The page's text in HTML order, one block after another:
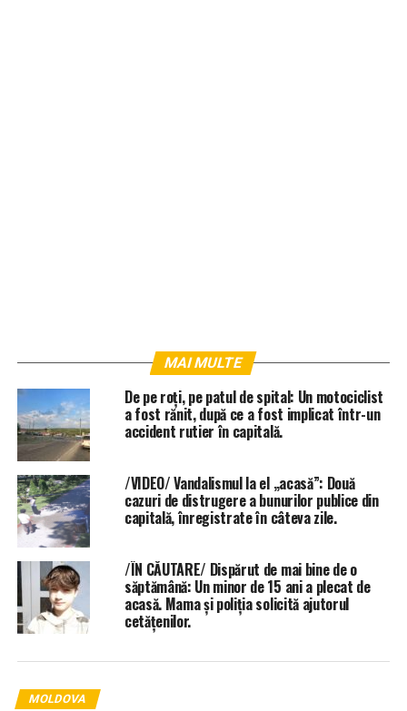
MAI MULTE
De pe roți, pe patul de spital: Un motociclist
a fost rănit, după ce a fost implicat într-un
accident rutier în capitală.
/VIDEO/ Vandalismul la el „acasă”: Două
cazuri de distrugere a bunurilor publice din
capitală, înregistrate în câteva zile.
/ÎN CĂUTARE/ Dispărut de mai bine de o
săptămână: Un minor de 15 ani a plecat de
acasă. Mama și poliția solicită ajutorul
cetățenilor.
MOLDOVA